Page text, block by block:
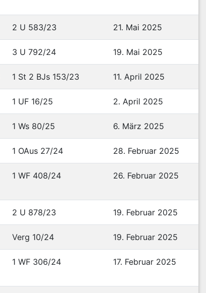
2 U 583/23 21. Mai 2025
3 U 792/24 19. Mai 2025
1 St 2 BJs 153/23 11. April 2025
1 UF 16/25 2. April 2025
1 Ws 80/25 6. März 2025
1 OAus 27/24 28. Februar 2025
1 WF 408/24 26. Februar 2025
2 U 878/23 19. Februar 2025
Verg 10/24 19. Februar 2025
1 WF 306/24 17. Februar 2025